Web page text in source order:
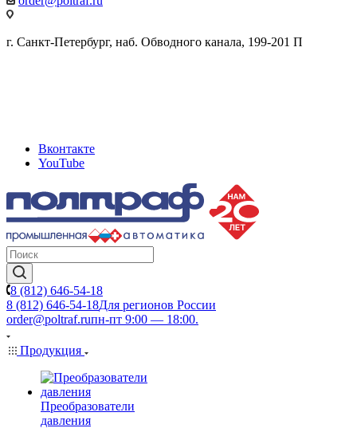
г. Санкт-Петербург, наб. Обводного канала, 199-201 П
Вконтакте
YouTube
8 (812) 646-54-18
8 (812) 646-54-18Для регионов России
order@poltraf.ruпн-пт 9:00 — 18:00.
Продукция
Преобразователи
давления